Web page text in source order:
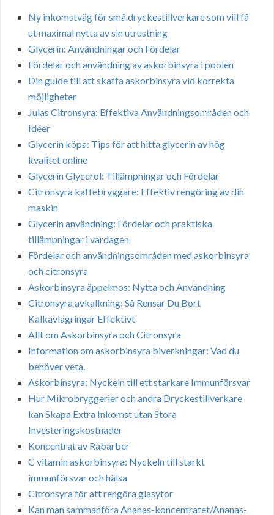
Ny inkomstväg för små dryckestillverkare som vill få
ut maximal nytta av sin utrustning
Glycerin: Användningar och Fördelar
Fördelar och användning av askorbinsyra i poolen
Din guide till att skaffa askorbinsyra vid korrekta
möjligheter
Julas Citronsyra: Effektiva Användningsområden och
Idéer
Glycerin köpa: Tips för att hitta glycerin av hög
kvalitet online
Glycerin Glycerol: Tillämpningar och Fördelar
Citronsyra kaffebryggare: Effektiv rengöring av din
maskin
Glycerin användning: Fördelar och praktiska
tillämpningar i vardagen
Fördelar och användningsområden med askorbinsyra
och citronsyra
Askorbinsyra äppelmos: Nytta och Användning
Citronsyra avkalkning: Så Rensar Du Bort
Kalkavlagringar Effektivt
Allt om Askorbinsyra och Citronsyra
Information om askorbinsyra biverkningar: Vad du
behöver veta.
Askorbinsyra: Nyckeln till ett starkare Immunförsvar
Hur Mikrobryggerier och andra Dryckestillverkare
kan Skapa Extra Inkomst utan Stora
Investeringskostnader
Koncentrat av Rabarber
C vitamin askorbinsyra: Nyckeln till starkt
immunförsvar och hälsa
Citronsyra för att rengöra glasytor
Kan man sammanföra Ananas-koncentratet/Ananas-